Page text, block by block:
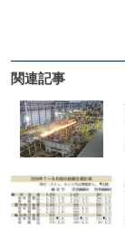
関連記事